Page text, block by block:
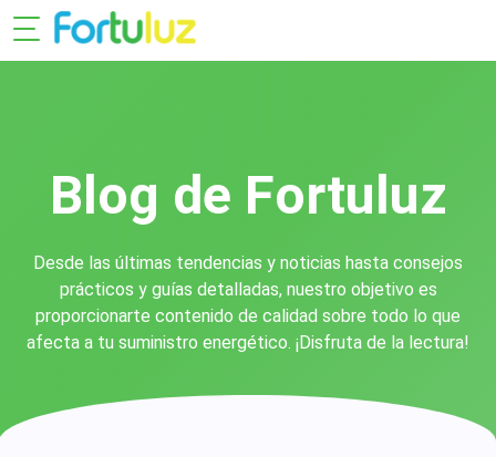
Blog de Fortuluz
Desde las últimas tendencias y noticias hasta consejos
prácticos y guías detalladas, nuestro objetivo es
proporcionarte contenido de calidad sobre todo lo que
afecta a tu suministro energético. ¡Disfruta de la lectura!